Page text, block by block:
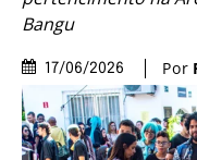
Bangu
17/06/2026 Por